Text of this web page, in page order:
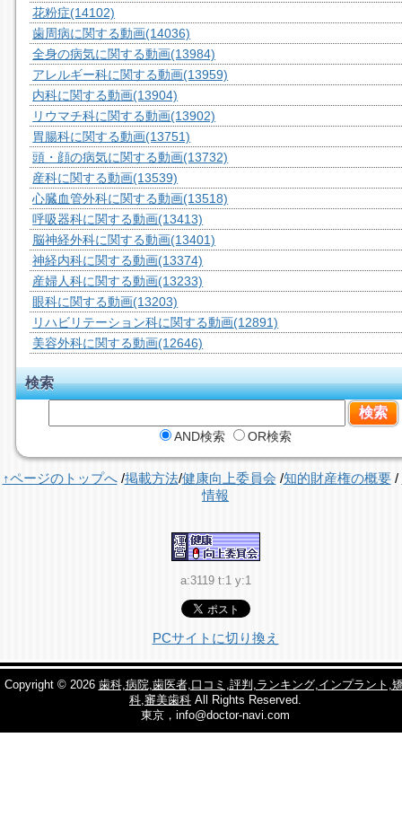
花粉症(14102)
歯周病に関する動画(14036)
全身の病気に関する動画(13984)
アレルギー科に関する動画(13959)
内科に関する動画(13904)
リウマチ科に関する動画(13902)
胃腸科に関する動画(13751)
頭・顔の病気に関する動画(13732)
産科に関する動画(13539)
心臓血管外科に関する動画(13518)
呼吸器科に関する動画(13413)
脳神経外科に関する動画(13401)
神経内科に関する動画(13374)
産婦人科に関する動画(13233)
眼科に関する動画(13203)
リハビリテーション科に関する動画(12891)
美容外科に関する動画(12646)
検索
AND検索 OR検索
↑ページのトップへ/掲載方法/健康向上委員会 /知的財産権の概要/
情報
a:3119 t:1 y:1
PCサイトに切り換え
Copyright © 2026 歯科,病院,歯医者,口コミ,評判,ランキング,インプラント,
科,審美歯科 All Rights Reserved.
東京，info@doctor-navi.com